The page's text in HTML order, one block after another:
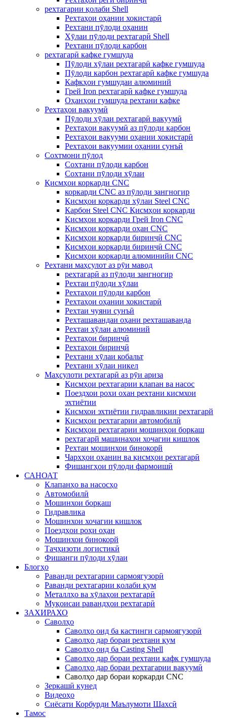
рехтагарии қолаби Shell
Рехтаҳои оҳании хокистарӣ
Рехтани пӯлоди оҳанин
Хӯлаи пӯлоди рехтагарӣ Shell
Рехтани пӯлоди карбон
рехтагарӣ кафке гумшуда
Пӯлоди хӯлаи рехтагарӣ кафке гумшуда
Пӯлоди карбон рехтагарӣ кафке гумшуда
Кафкҳои гумшудаи алюминий
Грей Iron рехтагарӣ кафке гумшуда
Оҳанҳои гумшуда рехтани кафке
Рехтаҳои вакуумӣ
Пӯлоди хӯлаи рехтагарӣ вакуумӣ
Рехтаҳои вакуумӣ аз пӯлоди карбон
Рехтаҳои вакууми оҳании хокистарӣ
Рехтаҳои вакуумии оҳании сунъӣ
Сохтмони пӯлод
Сохтани пӯлоди карбон
Сохтани пӯлоди хӯлаи
Қисмҳои коркарди CNC
коркарди CNC аз пӯлоди зангногир
Қисмҳои коркарди хӯлаи Steel CNC
Карбон Steel CNC Қисмҳои коркарди
Қисмҳои коркарди Грей Iron CNC
Қисмҳои коркарди оҳан CNC
Қисмҳои коркарди биринҷӣ CNC
Қисмҳои коркарди биринҷӣ CNC
Қисмҳои коркарди алюминийи CNC
Рехтани маҳсулот аз рӯи мавод
рехтагарӣ аз пӯлоди зангногир
Рехтаи пӯлоди хӯлаи
Рехтаҳои пӯлоди карбон
Рехтаҳои оҳании хокистарӣ
Рехтаи чуяни сунъӣ
Рехташавандаи оҳани рехташаванда
Рехтаи хӯлаи алюминий
Рехтаҳои биринҷӣ
Рехтаҳои биринҷӣ
Рехтани хӯлаи кобальт
Рехтани хӯлаи никел
Маҳсулоти рехтагарӣ аз рӯи ариза
Қисмҳои рехтагарии клапан ва насос
Поездхои рохи охан рехтани кисмхои
эхтиётии
Кисмхои эхтиётии гидравликии рехтагарй
Қисмҳои рехтагарии автомобилӣ
Қисмҳои рехтагарии мошинҳои боркаш
рехтагарй машинахои хочагии кишлок
Рехтаи мошинхои бинокорй
Чархҳои оҳанин ва қисмҳои рехтагарӣ
Фишангҳои пӯлоди фармоишӣ
САНОАТ
Клапанҳо ва насосҳо
Автомобилӣ
Мошинхои боркаш
Гидравлика
Мошинхои хочагии кишлок
Поездҳои роҳи оҳан
Мошинхои бинокорй
Таҷҳизоти логистикӣ
Фишанги пӯлоди хӯлаи
Блогҳо
Раванди рехтагарии сармоягузорӣ
Раванди рехтагарии қолаби қум
Металлҳо ва хӯлаҳои рехтагарӣ
Муқоисаи равандҳои рехтагарӣ
ЗАХИРАХО
Саволҳо
Саволҳо оид ба кастинги сармоягузорӣ
Саволҳо дар бораи рехтани қум
Саволҳо оид ба Casting Shell
Саволҳо дар бораи рехтани кафк гумшуда
Саволҳо дар бораи рехтагарии вакуумӣ
Саволҳо дар бораи коркарди CNC
Зеркашӣ кунед
Видеоҳо
Сиёсати Корбурди Маълумоти Шахсӣ
Тамос